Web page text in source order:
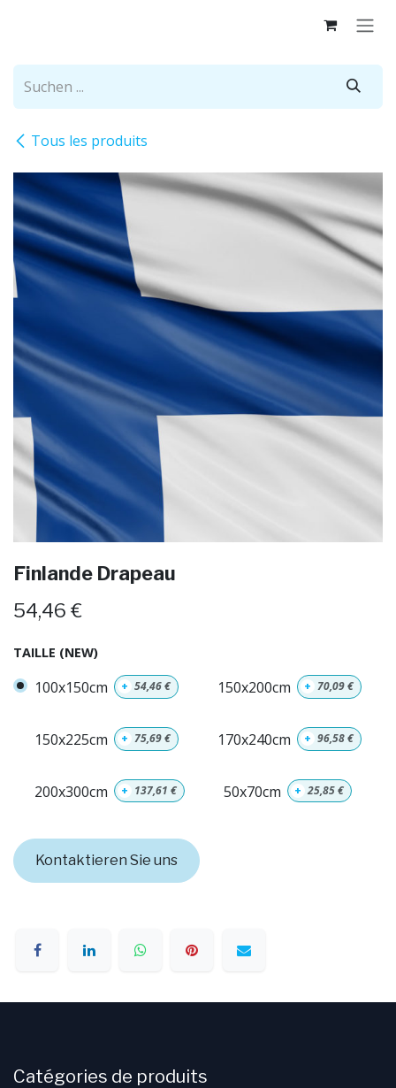
Tous les produits
Finlande Drapeau
54,46 €
TAILLE (NEW)
100x150cm + 54,46€ 150x200cm + 70,09€
150x225cm + 75,69€ 170x240cm + 96,58€
200x300cm + 137,61 € 50x70cm + 25,85€
Kontaktieren Sie uns
Catégories de produits